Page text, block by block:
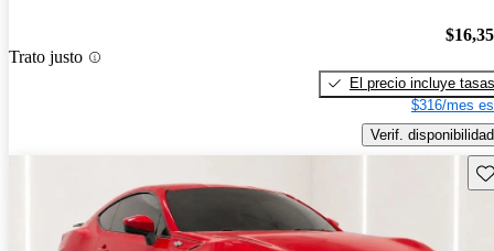
Trato justo
El precio incluye tasas
$316/mes
Verif. disponibilidad